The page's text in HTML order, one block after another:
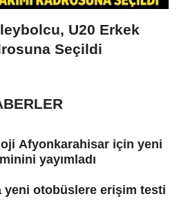
U20 Erkek
Seçildi
Afyonkarahisar için yeni
yayımladı
yeni otobüslere erişim testi